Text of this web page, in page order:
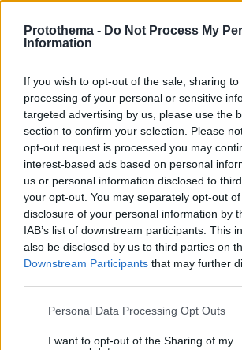
Protothema - Do Not Process My
Information
If you wish to opt-out of the sale, sharing
processing of your personal or sensitive
targeted advertising by us, please use the
section to confirm your selection. Please
opt-out request is processed you may
interest-based ads based on personal
us or personal information disclosed to
your opt-out. You may separately opt-out
disclosure of your personal information by
IAB’s list of downstream participants. This
also be disclosed by us to third parties on
Downstream Participants that may further
Please note that this website/app uses one
not limited to your visit or usage behaviour.
Personal Data Processing Opt Outs
I want to opt-out of the Sharing of my
Θυμώνουν έτσι οι καλοί χριστιανοί
ΑΠΑΝΤΗΣΗ
Αυτη
08.07.2026, 15:22
Ηθελε να γινει ηγουμενη σε μονη
ΑΠΑΝΤΗΣΗ
Κι εσείς το.. κενό
08.07.2026, 15:17
Προσβαλλατε τον Έλληνα Φρέντι
Ντροπής πράγματα 😂😂